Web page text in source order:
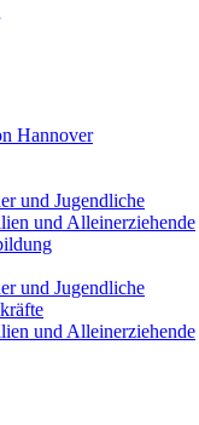
Hannover
und Jugendliche
und Alleinerziehende
und Jugendliche
und Alleinerziehende